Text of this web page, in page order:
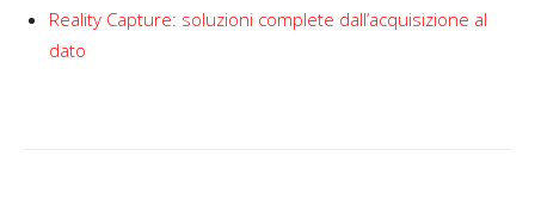
Reality Capture: soluzioni complete dall’acquisizione al
dato